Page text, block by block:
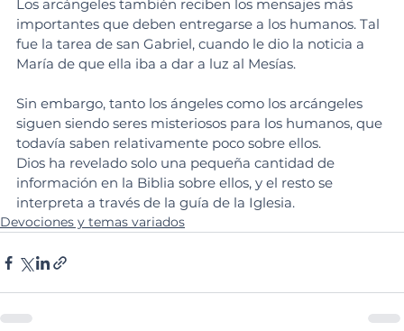
Los arcángeles también reciben los mensajes más
importantes que deben entregarse a los humanos. Tal
fue la tarea de san Gabriel, cuando le dio la noticia a
María de que ella iba a dar a luz al Mesías.
Sin embargo, tanto los ángeles como los arcángeles
siguen siendo seres misteriosos para los humanos, que
todavía saben relativamente poco sobre ellos.
Dios ha revelado solo una pequeña cantidad de
información en la Biblia sobre ellos, y el resto se
interpreta a través de la guía de la Iglesia.
Devociones y temas variados